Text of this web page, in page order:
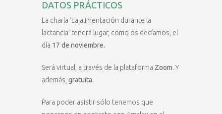
DATOS PRÁCTICOS
La charla ‘La alimentación durante la
lactancia’ tendrá lugar, como os decíamos, el
día 17 de noviembre.
Será virtual, a través de la plataforma Zoom. Y
además, gratuita.
Para poder asistir sólo tenemos que